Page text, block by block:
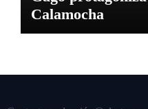
Calamocha